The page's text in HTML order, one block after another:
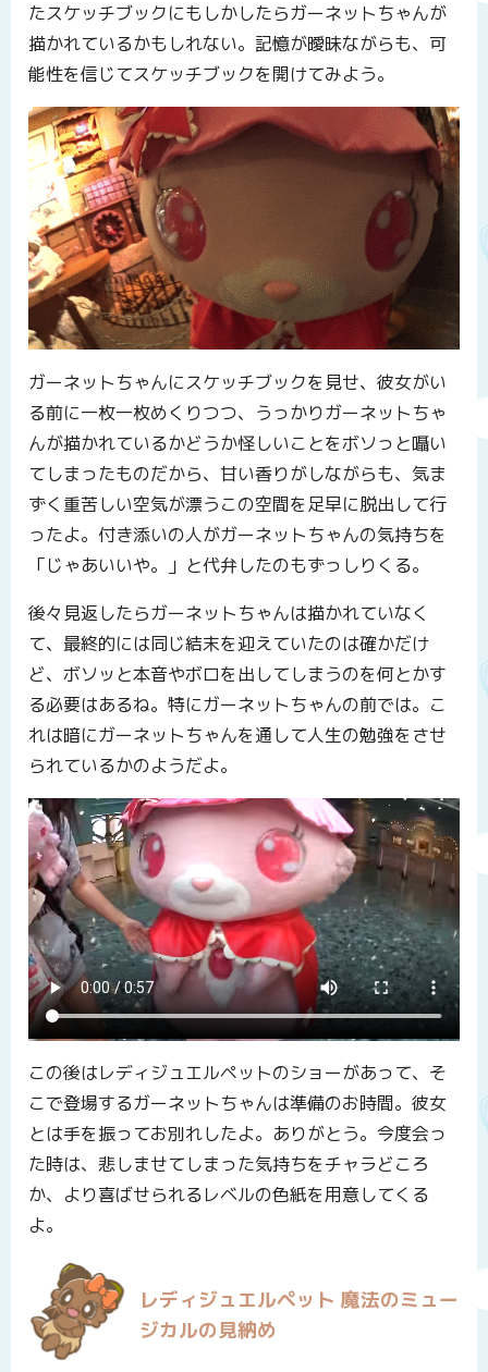
たスケッチブックにもしかしたらガーネットちゃんが
描かれているかもしれない。記憶が曖昧ながらも、可
能性を信じてスケッチブックを開けてみよう。
ガーネットちゃんにスケッチブックを見せ、彼女がい
る前に一枚一枚めくりつつ、うっかりガーネットちゃ
んが描かれているかどうか怪しいことをボソっと囁い
てしまったものだから、甘い香りがしながらも、気ま
ずく重苦しい空気が漂うこの空間を足早に脱出して行
ったよ。付き添いの人がガーネットちゃんの気持ちを
「じゃあいいや。」と代弁したのもずっしりくる。
後々見返したらガーネットちゃんは描かれていなく
て、最終的には同じ結末を迎えていたのは確かだけ
ど、ボソッと本音やボロを出してしまうのを何とかす
る必要はあるね。特にガーネットちゃんの前では。こ
れは暗にガーネットちゃんを通して人生の勉強をさせ
られているかのようだよ。
この後はレディジュエルペットのショーがあって、そ
こで登場するガーネットちゃんは準備のお時間。彼女
とは手を振ってお別れしたよ。ありがとう。今度会っ
た時は、悲しませてしまった気持ちをチャラどころ
か、より喜ばせられるレベルの色紙を用意してくる
よ。
レディジュエルペット 魔法のミュー
ジカルの見納め